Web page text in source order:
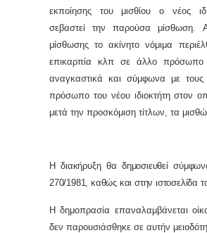
εκποίησης του μισθίου ο νέος
σεβαστεί την παρούσα μίσθωση.
μίσθωσης το ακίνητο νόμιμα
επικαρπία κλπ σε άλλο πρόσωπο
αναγκαστικά και σύμφωνα με
πρόσωπο του νέου ιδιοκτήτη στον
μετά την προσκόμιση τίτλων, τα
Η διακήρυξη θα δημοσιευθεί
270/1981, καθώς και στην ιστοσελίδα
Η δημοπρασία επαναλαμβάνεται
δεν παρουσιάσθηκε σε αυτήν